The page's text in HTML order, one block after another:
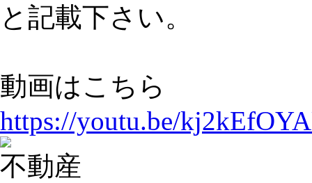
と記載下さい。
動画はこちら
https://youtu.be/
不動産